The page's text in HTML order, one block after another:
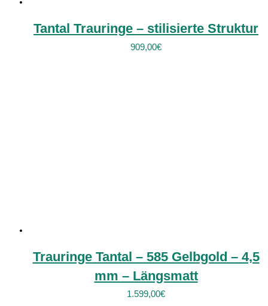
Tantal Trauringe – stilisierte Struktur
909,00€
Trauringe Tantal – 585 Gelbgold – 4,5
mm – Längsmatt
1.599,00€